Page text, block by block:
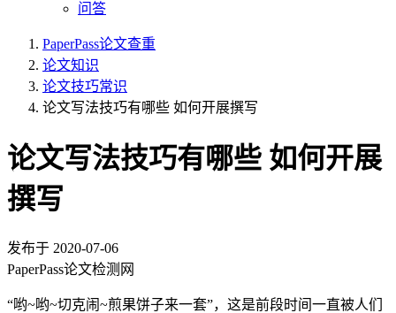
问答
PaperPass论文查重
论文知识
论文技巧常识
论文写法技巧有哪些 如何开展撰写
论文写法技巧有哪些 如何开展
撰写
发布于 2020-07-06
PaperPass论文检测网
“哟~哟~切克闹~煎果饼子来一套”，这是前段时间一直被人们